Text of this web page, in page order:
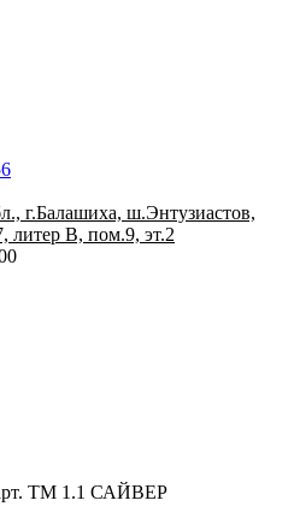
г.Балашиха, ш.Энтузиастов,
литер В, пом.9, эт.2
арт. ТМ 1.1 САЙВЕР